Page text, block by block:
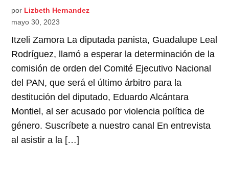
por Lizbeth Hernandez
mayo 30, 2023
Itzeli Zamora La diputada panista, Guadalupe Leal
Rodríguez, llamó a esperar la determinación de la
comisión de orden del Comité Ejecutivo Nacional
del PAN, que será el último árbitro para la
destitución del diputado, Eduardo Alcántara
Montiel, al ser acusado por violencia política de
género. Suscríbete a nuestro canal En entrevista
al asistir a la […]